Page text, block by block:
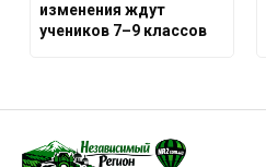
изменения ждут
учеников 7–9 классов